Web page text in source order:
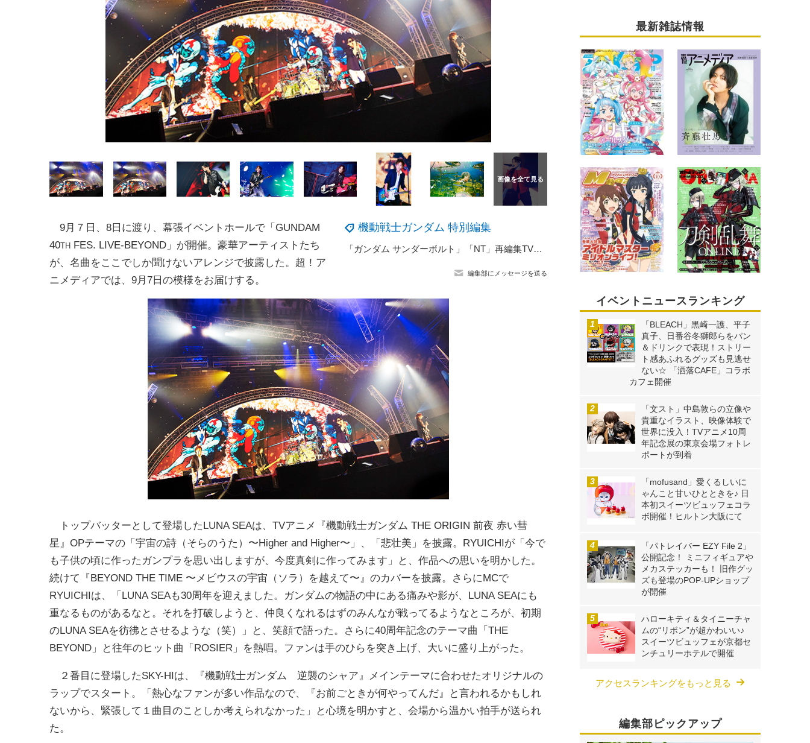
機動戦士ガンダム 特別編集
「ガンダム サンダーボルト」「NT」再編集TVエディションが“TVer”で無料見逃し配信決定！
編集部にメッセージを送る
9月７日、8日に渡り、幕張イベントホールで「GUNDAM
40TH FES. LIVE-BEYOND」が開催。豪華アーティストたち
が、名曲をここでしか聞けないアレンジで披露した。超！ア
ニメディアでは、9月7日の模様をお届けする。
トップバッターとして登場したLUNA SEAは、TVアニメ『機動戦士ガンダム THE ORIGIN 前夜 赤い彗
星』OPテーマの「宇宙の詩（そらのうた）〜Higher and Higher〜」、「悲壮美」を披露。RYUICHIが「今で
も子供の頃に作ったガンプラを思い出しますが、今度真剣に作ってみます」と、作品への思いを明かした。
続けて『BEYOND THE TIME 〜メビウスの宇宙（ソラ）を越えて〜』のカバーを披露。さらにMCで
RYUICHIは、「LUNA SEAも30周年を迎えました。ガンダムの物語の中にある痛みや影が、LUNA SEAにも
重なるものがあるなと。それを打破しようと、仲良くなれるはずのみんなが戦ってるようなところが、初期
のLUNA SEAを彷彿とさせるような（笑）」と、笑顔で語った。さらに40周年記念のテーマ曲「THE
BEYOND」と往年のヒット曲「ROSIER」を熱唱。ファンは手のひらを突き上げ、大いに盛り上がった。
２番目に登場したSKY-HIは、『機動戦士ガンダム 逆襲のシャア』メインテーマに合わせたオリジナルの
ラップでスタート。「熱心なファンが多い作品なので、『お前ごときが何やってんだ』と言われるかもしれ
ないから、緊張して１曲目のことしか考えられなかった」と心境を明かすと、会場から温かい拍手が送られ
た。
最新雑誌情報
イベントニュースランキング
「BLEACH」黒崎一護、平子
真子、日番谷冬獅郎らをパン
＆ドリンクで表現！ストリー
ト感あふれるグッズも見逃せ
ない☆ 「洒落CAFE」コラボ
カフェ開催
「文スト」中島敦らの立像や
貴重なイラスト、映像体験で
世界に没入！TVアニメ10周
年記念展の東京会場フォトレ
ポートが到着
「mofusand」愛くるしいに
ゃんこと甘いひとときを♪ 日
本初スイーツビュッフェコラ
ボ開催！ヒルトン大阪にて
「パトレイバー EZY File 2」
公開記念！ ミニフィギュアや
メカステッカーも！ 旧作グッ
ズも登場のPOP-UPショップ
が開催
ハローキティ＆タイニーチャ
ムの“リボン”が超かわいい♪
スイーツビュッフェが京都セ
ンチュリーホテルで開催
アクセスランキングをもっと見る
編集部ピックアップ